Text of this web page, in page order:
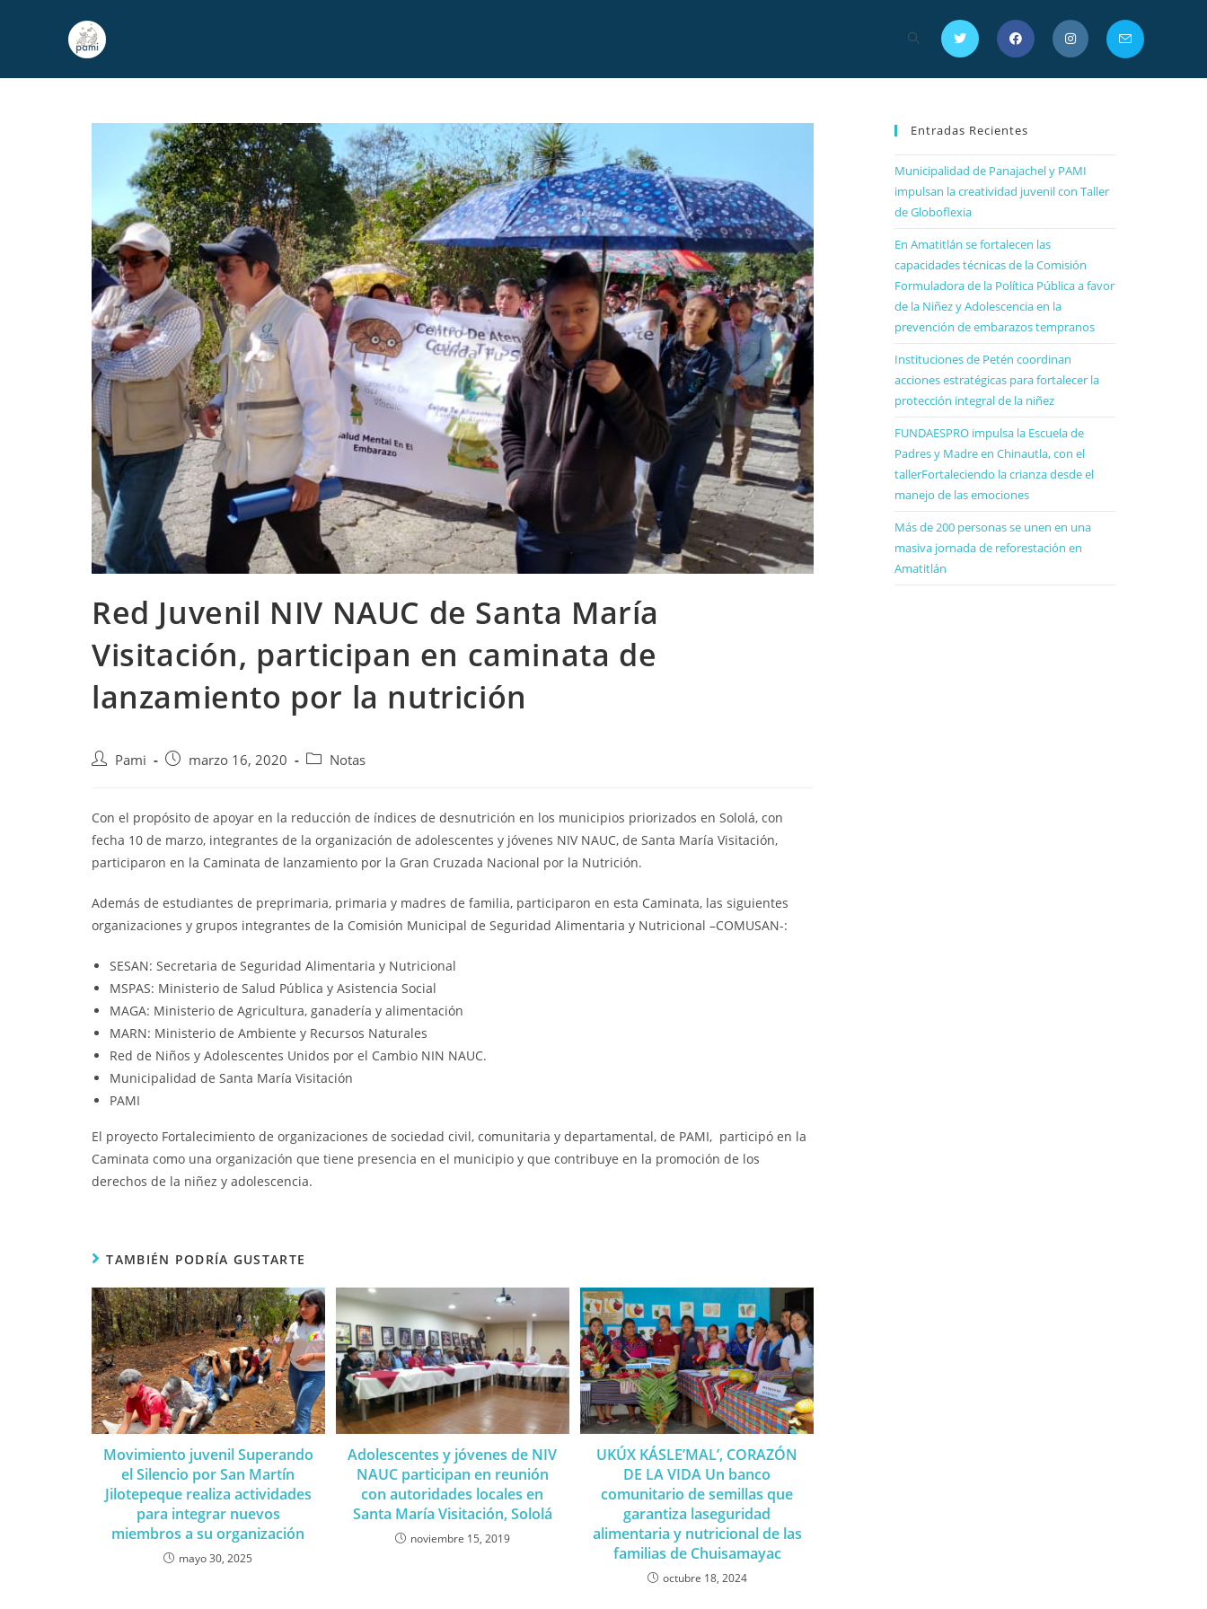
Red Juvenil NIV NAUC de Santa María
Visitación, participan en caminata de
lanzamiento por la nutrición
Pami marzo 16, 2020 Notas
Con el propósito de apoyar en la reducción de índices de desnutrición en los municipios priorizados en Sololá, con
fecha 10 de marzo, integrantes de la organización de adolescentes y jóvenes NIV NAUC, de Santa María Visitación,
participaron en la Caminata de lanzamiento por la Gran Cruzada Nacional por la Nutrición.
Además de estudiantes de preprimaria, primaria y madres de familia, participaron en esta Caminata, las siguientes
organizaciones y grupos integrantes de la Comisión Municipal de Seguridad Alimentaria y Nutricional –COMUSAN-:
SESAN: Secretaria de Seguridad Alimentaria y Nutricional
MSPAS: Ministerio de Salud Pública y Asistencia Social
MAGA: Ministerio de Agricultura, ganadería y alimentación
MARN: Ministerio de Ambiente y Recursos Naturales
Red de Niños y Adolescentes Unidos por el Cambio NIN NAUC.
Municipalidad de Santa María Visitación
PAMI
El proyecto Fortalecimiento de organizaciones de sociedad civil, comunitaria y departamental, de PAMI, participó en la
Caminata como una organización que tiene presencia en el municipio y que contribuye en la promoción de los
derechos de la niñez y adolescencia.
TAMBIÉN PODRÍA GUSTARTE
Movimiento juvenil Superando
el Silencio por San Martín
Jilotepeque realiza actividades
para integrar nuevos
miembros a su organización
mayo 30, 2025
Adolescentes y jóvenes de NIV
NAUC participan en reunión
con autoridades locales en
Santa María Visitación, Sololá
noviembre 15, 2019
UKÚX KÁSLE’MAL’, CORAZÓN
DE LA VIDA Un banco
comunitario de semillas que
garantiza laseguridad
alimentaria y nutricional de las
familias de Chuisamayac
octubre 18, 2024
Entradas Recientes
Municipalidad de Panajachel y PAMI
impulsan la creatividad juvenil con Taller
de Globoflexia
En Amatitlán se fortalecen las
capacidades técnicas de la Comisión
Formuladora de la Política Pública a favor
de la Niñez y Adolescencia en la
prevención de embarazos tempranos
Instituciones de Petén coordinan
acciones estratégicas para fortalecer la
protección integral de la niñez
FUNDAESPRO impulsa la Escuela de
Padres y Madre en Chinautla, con el
tallerFortaleciendo la crianza desde el
manejo de las emociones
Más de 200 personas se unen en una
masiva jornada de reforestación en
Amatitlán